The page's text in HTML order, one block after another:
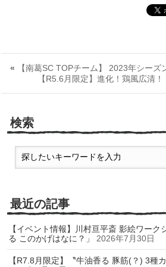
« 【南葛SC TOPチーム】 2023年シーズ
【R5.6月限定】進化！鶏風広清
検索
最近の記事
【イベント情報】川村亘平斎 影絵ワー
る このかげはなに？」
2026年7月30日
【R7.8月限定】〝牛油香る 豚筋(？) 3種